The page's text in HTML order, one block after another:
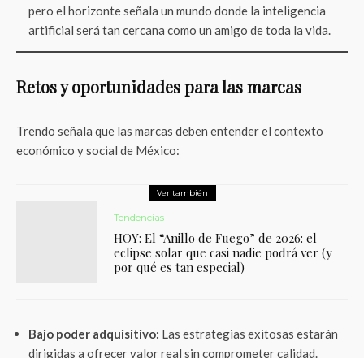
pero el horizonte señala un mundo donde la inteligencia
artificial será tan cercana como un amigo de toda la vida.
Retos y oportunidades para las marcas
Trendo señala que las marcas deben entender el contexto
económico y social de México:
Ver también
Tendencias
HOY: El “Anillo de Fuego” de 2026: el
eclipse solar que casi nadie podrá ver (y
por qué es tan especial)
Bajo poder adquisitivo: Las estrategias exitosas estarán
dirigidas a ofrecer valor real sin comprometer calidad.